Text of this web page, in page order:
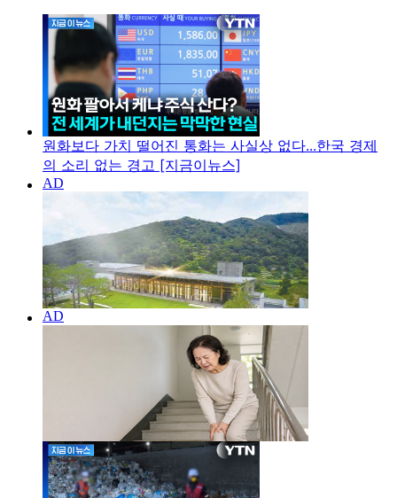
원화보다 가치 떨어진 통화는 사실상 없다...한국 경제
의 소리 없는 경고 [지금이뉴스]